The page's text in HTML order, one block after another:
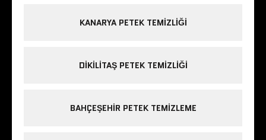
KANARYA PETEK TEMIZLIĞI
DIKILITAŞ PETEK TEMIZLIĞI
BAHÇEŞEHIR PETEK TEMIZLEME